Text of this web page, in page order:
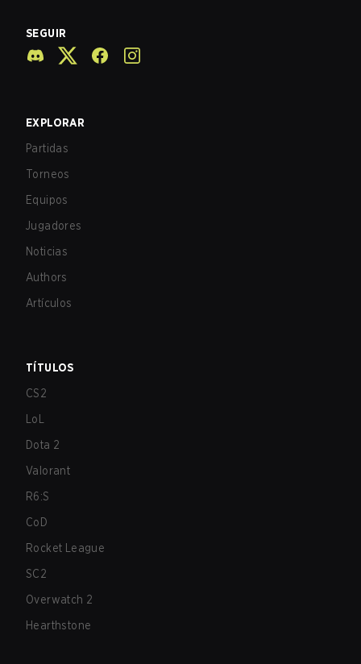
SEGUIR
EXPLORAR
Partidas
Torneos
Equipos
Jugadores
Noticias
Authors
Artículos
TÍTULOS
CS2
LoL
Dota 2
Valorant
R6:S
CoD
Rocket League
SC2
Overwatch 2
Hearthstone